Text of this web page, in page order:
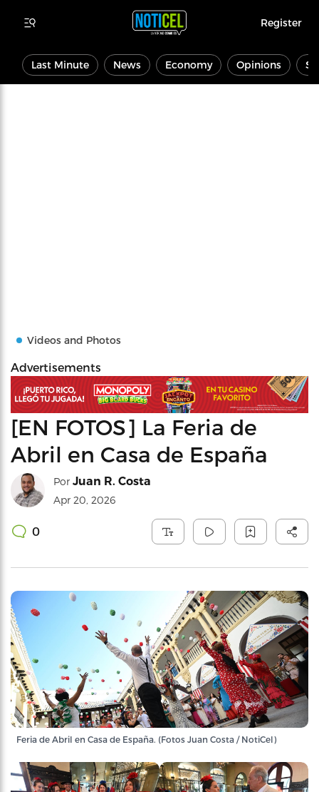
Register
Last Minute News Economy Opinions
Videos and Photos
Advertisements
[EN FOTOS] La Feria de
Abril en Casa de España
Por Juan R. Costa
Apr 20, 2026
0
Feria de Abril en Casa de España. (Fotos Juan Costa / NotiCel)